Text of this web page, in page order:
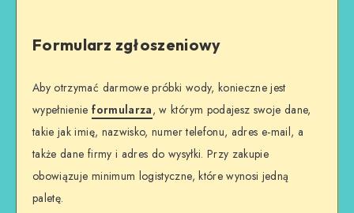
Formularz zgłoszeniowy
Aby otrzymać darmowe próbki wody, konieczne jest
wypełnienieformularza, w którym podajesz swoje dane,
takie jak imię, nazwisko, numer telefonu, adres e-mail, a
także dane firmy i adres do wysyłki. Przy zakupie
obowiązuje minimum logistyczne, które wynosi jedną
paletę.